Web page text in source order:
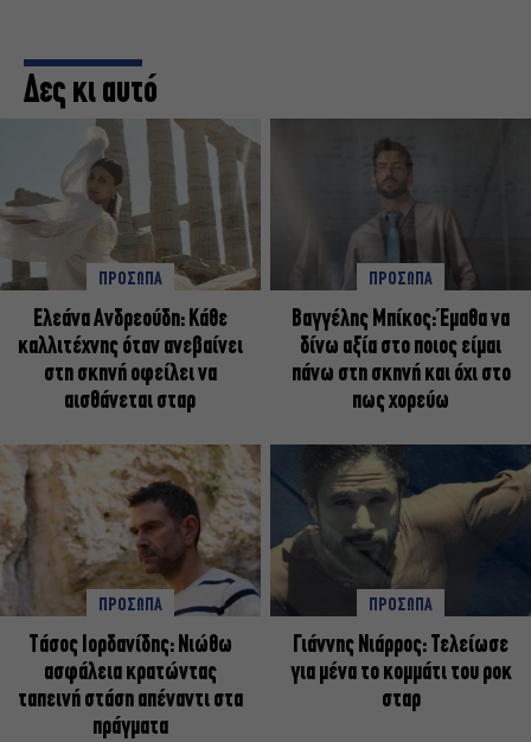
Δες κι αυτό
ΠΡΟΣΩΠΑ
Ελεάνα Ανδρεούδη: Κάθε
καλλιτέχνης όταν ανεβαίνει
στη σκηνή οφείλει να
αισθάνεται σταρ
ΠΡΟΣΩΠΑ
Βαγγέλης Μπίκος: Έμαθα να
δίνω αξία στο ποιος είμαι
πάνω στη σκηνή και όχι στο
πως χορεύω
ΠΡΟΣΩΠΑ
Tάσος Ιορδανίδης: Νιώθω
ασφάλεια κρατώντας
ταπεινή στάση απέναντι στα
πράγματα
ΠΡΟΣΩΠΑ
Γιάννης Νιάρρος: Τελείωσε
για μένα το κομμάτι του ροκ
σταρ